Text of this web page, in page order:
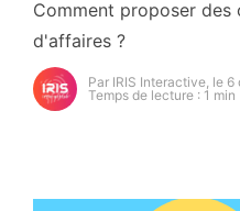
Comment proposer
d'affaires ?
Par IRIS Interactive, le 6
Temps de lecture : 1 min